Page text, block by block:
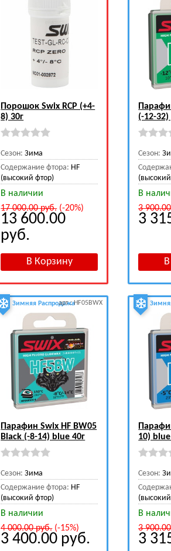
Порошок Swix RCP (+4-
8) 30г
Сезон: Зима
Содержание фтора: HF
(высокий фтор)
В наличии
17 000.00руб.(-20%)
13 600.00
руб.
(-12-32)
Сезон:
В
3 900.00
3
Зимняя Распродажаарт.: HF05BWX
Парафин Swix HF BW05
Black (-8-14) blue 40г
Сезон: Зима
Содержание фтора: HF
(высокий фтор)
В наличии
4 000.00руб.(-15%)
3 400.00 руб.
10) blue
Сезон:
В
3 900.00
3